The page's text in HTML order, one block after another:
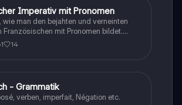
Imperativ mit Pronomen
wie man den bejahten und verneinten
Französischen mit Pronomen bildet.
bietet klare Beispiele und
um das Verständnis zu erleichtern.
14
- Grammatik
verben, imperfait, Négation etc.